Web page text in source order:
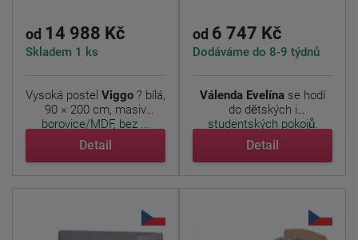
od 14 988 Kč
Skladem 1 ks
Vysoká postel Viggo ? bílá,
90 × 200 cm, masiv
borovice/MDF, bez ...
Detail
od 6 747 Kč
Dodáváme do 8-9 týdnů
Válenda Evelína se hodí
do dětských i
studentských pokojů.
Kombinace ...
Detail